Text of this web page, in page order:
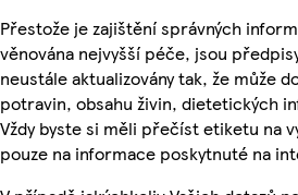
Přestože je zajištění správných
věnována nejvyšší péče, jsou
neustále aktualizovány tak, že může
potravin, obsahu živin, dietetických
Vždy byste si měli přečíst etiketu na
pouze na informace poskytnuté na